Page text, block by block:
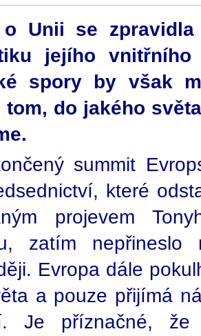
o Unii se
jejího vnitřního
spory by však
do jakého
summit
které
projevem
zatím
Evropa dále
a pouze přijímá
Je příznačné, že